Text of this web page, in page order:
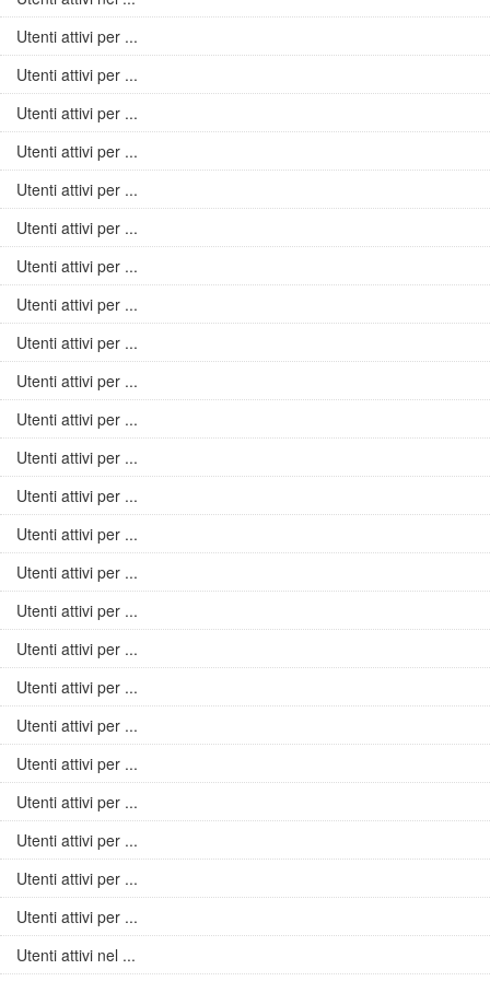
Utenti attivi per ...
Utenti attivi per ...
Utenti attivi per ...
Utenti attivi per ...
Utenti attivi per ...
Utenti attivi per ...
Utenti attivi per ...
Utenti attivi per ...
Utenti attivi per ...
Utenti attivi per ...
Utenti attivi per ...
Utenti attivi per ...
Utenti attivi per ...
Utenti attivi per ...
Utenti attivi per ...
Utenti attivi per ...
Utenti attivi per ...
Utenti attivi per ...
Utenti attivi per ...
Utenti attivi per ...
Utenti attivi per ...
Utenti attivi per ...
Utenti attivi per ...
Utenti attivi per ...
Utenti attivi nel ...